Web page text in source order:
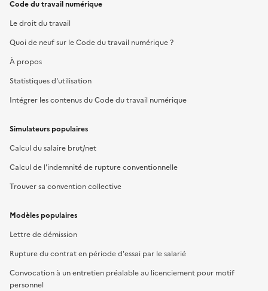
Code du travail numérique
Le droit du travail
Quoi de neuf sur le Code du travail numérique ?
À propos
Statistiques d'utilisation
Intégrer les contenus du Code du travail numérique
Simulateurs populaires
Calcul du salaire brut/net
Calcul de l'indemnité de rupture conventionnelle
Trouver sa convention collective
Modèles populaires
Lettre de démission
Rupture du contrat en période d'essai par le salarié
Convocation à un entretien préalable au licenciement pour motif
personnel